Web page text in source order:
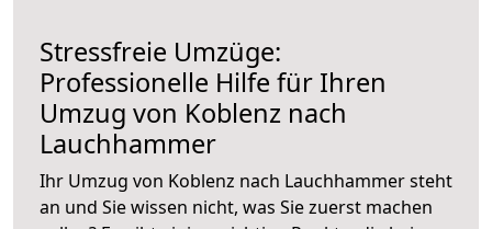
Stressfreie Umzüge:
Professionelle Hilfe für Ihren
Umzug von Koblenz nach
Lauchhammer
Ihr Umzug von Koblenz nach Lauchhammer steht
an und Sie wissen nicht, was Sie zuerst machen